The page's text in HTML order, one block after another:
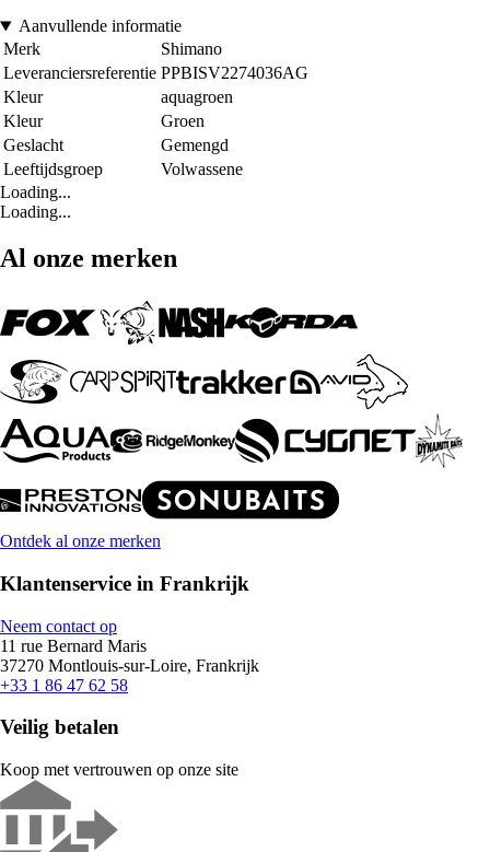
Aanvullende informatie
Merk
Shimano
Leveranciersreferentie PPBISV2274036AG
Kleur
aquagroen
Kleur
Groen
Geslacht
Gemengd
Leeftijdsgroep
Volwassene
Loading...
Loading...
Al onze merken
Ontdek al onze merken
Klantenservice in Frankrijk
Neem contact op
11 rue Bernard Maris
37270 Montlouis-sur-Loire, Frankrijk
+33 1 86 47 62 58
Veilig betalen
Koop met vertrouwen op onze site